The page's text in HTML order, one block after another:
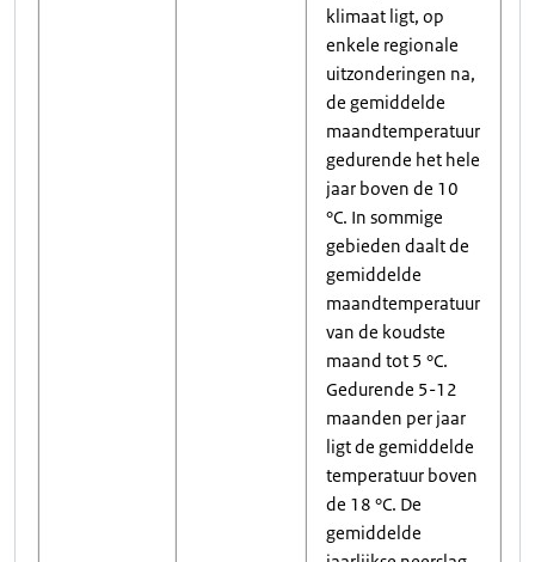
klimaat ligt, op
enkele regionale
uitzonderingen na,
de gemiddelde
maandtemperatuur
gedurende het hele
jaar boven de 10
°C. In sommige
gebieden daalt de
gemiddelde
maandtemperatuur
van de koudste
maand tot 5 °C.
Gedurende 5-12
maanden per jaar
ligt de gemiddelde
temperatuur boven
de 18 °C. De
gemiddelde